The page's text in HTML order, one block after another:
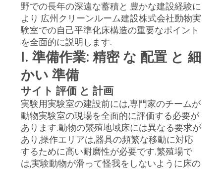
野での長年の深遠な蓄積と 豊かな建設経験に
より 広州クリーンルーム建設株式会社動物実
験室での自己平準化床構造の重要なポイント
を全面的に説明します.
I. 準備作業: 精密 な 配置 と 細
かい 準備
サイト 評価 と 計画
実験用実験室の建設前には,専門家のチームが
動物実験室の現場を全面的に評価する必要が
あります.動物の繁殖地域床には異なる要求が
あり,操作エリアは,器具の頻繁な移動に対応
するために高い耐磨性が必要です.繁殖場で
は,実験動物が滑って怪我をしないように床の